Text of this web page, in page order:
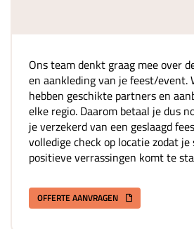
Ons team denkt graag mee over
en aankleding van je feest/event.
hebben geschikte partners en
elke regio. Daarom betaal je dus
je verzekerd van een geslaagd
volledige check op locatie zodat
positieve verrassingen komt te
OFFERTE AANVRAGEN